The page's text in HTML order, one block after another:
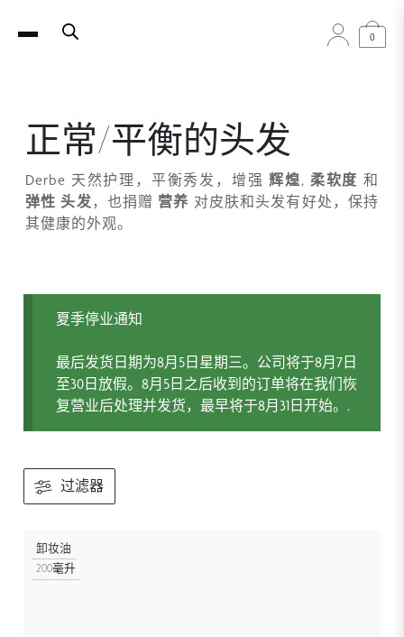
0
正常/平衡的头发
Derbe 天然护理，平衡秀发，增强辉煌, 柔软度 和
弹性 头发 ，也捐赠 营养 对皮肤和头发有好处，保持
其健康的外观。
夏季停业通知
最后发货日期为8月5日星期三。公司将于8月7日
至30日放假。8月5日之后收到的订单将在我们恢
复营业后处理并发货，最早将于8月31日开始。.
过滤器
卸妆油
200毫升